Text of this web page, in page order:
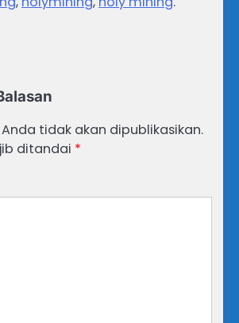
tidak akan dipublikasikan.
ditandai *